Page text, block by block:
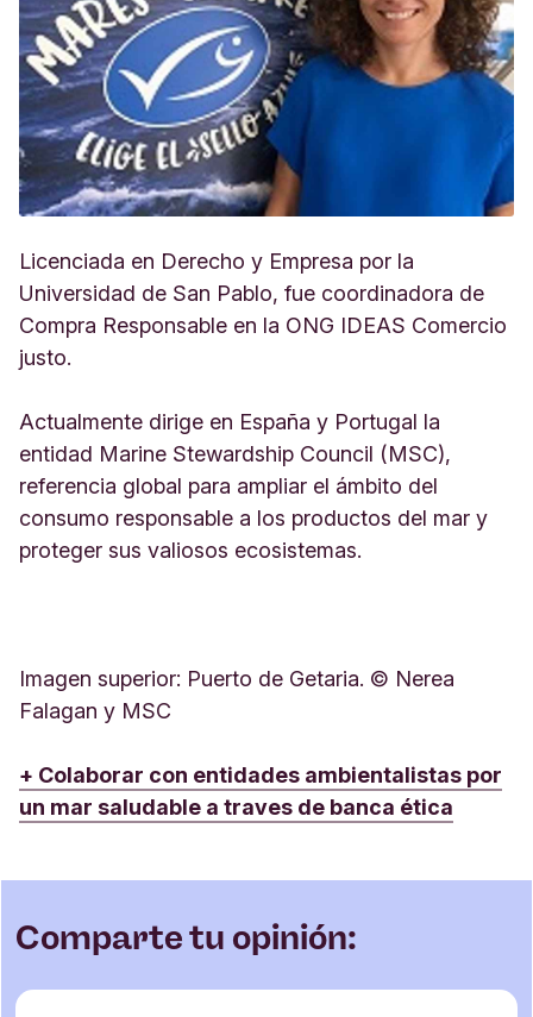
Licenciada en Derecho y Empresa por la
Universidad de San Pablo, fue coordinadora de
Compra Responsable en la ONG IDEAS Comercio
justo.
Actualmente dirige en España y Portugal la
entidad Marine Stewardship Council (MSC),
referencia global para ampliar el ámbito del
consumo responsable a los productos del mar y
proteger sus valiosos ecosistemas.
Imagen superior: Puerto de Getaria. © Nerea
Falagan y MSC
+ Colaborar con entidades ambientalistas por
un mar saludable a traves de banca ética
Comparte tu opinión: